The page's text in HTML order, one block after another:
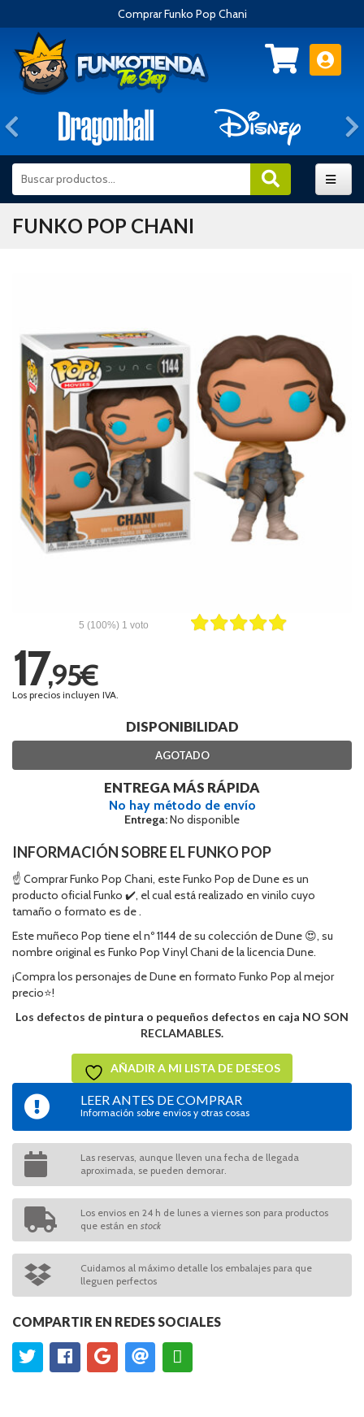
Comprar Funko Pop Chani
Anterior
FUNKO POP CHANI
5 (100%) 1 voto
17,95€
Los precios incluyen IVA.
DISPONIBILIDAD
AGOTADO
ENTREGA MÁS RÁPIDA
No hay método de envío
Entrega:No disponible
INFORMACIÓN SOBRE EL FUNKO POP
☝ Comprar Funko Pop Chani, este Funko Pop de Dune es un
producto oficial Funko ✔️, el cual está realizado en vinilo cuyo
tamaño o formato es de .
Este muñeco Pop tiene el nº 1144 de su colección de Dune 😍, su
nombre original es Funko Pop Vinyl Chani de la licencia Dune.
¡Compra los personajes de Dune en formato Funko Pop al mejor
precio⭐!
Los defectos de pintura o pequeños defectos en caja NO SON
RECLAMABLES.
AÑADIR A MI LISTA DE DESEOS
LEER ANTES DE COMPRAR
Información sobre envíos y otras cosas
Las reservas, aunque lleven una fecha de llegada
aproximada, se pueden demorar.
Los envios en 24 h de lunes a viernes son para productos
que están en stock
Cuidamos al máximo detalle los embalajes para que
lleguen perfectos
COMPARTIR EN REDES SOCIALES